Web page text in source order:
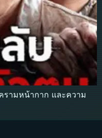
รามหน้ากาก และความ